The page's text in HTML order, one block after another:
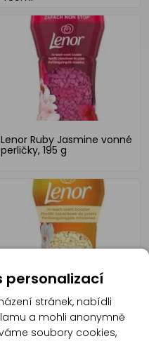
Lenor Ruby Jasmine vonné
perličky, 195 g
Lenor Gold Orchid vonné
perličky, 195 g
personalizací
stránek, nabídli
a mohli anonymně
soubory cookies,